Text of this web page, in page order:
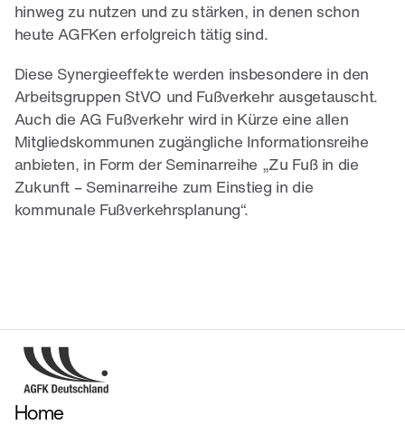
hinweg zu nutzen und zu stärken, in denen schon
heute AGFKen erfolgreich tätig sind.
Diese Synergieeffekte werden insbesondere in den
Arbeitsgruppen StVO und Fußverkehr ausgetauscht.
Auch die AG Fußverkehr wird in Kürze eine allen
Mitgliedskommunen zugängliche Informationsreihe
anbieten, in Form der Seminarreihe „Zu Fuß in die
Zukunft – Seminarreihe zum Einstieg in die
kommunale Fußverkehrsplanung“.
Home